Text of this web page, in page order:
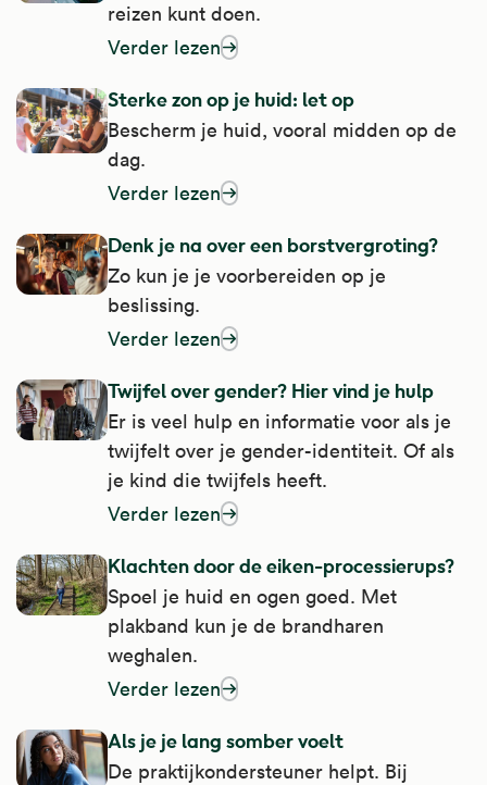
reizen kunt doen.
Verder lezen
over tips als je kind last heeft van
Sterke zon op je huid: let op
Bescherm je huid, vooral midden op de
dag.
Verder lezen
over sterke zon op je huid: let op
Denk je na over een borstvergroting?
Zo kun je je voorbereiden op je
beslissing.
Verder lezen
over denk je na over een borstvergroting?
Twijfel over gender? Hier vind je hulp
Er is veel hulp en informatie voor als je
twijfelt over je gender-identiteit. Of als
je kind die twijfels heeft.
Verder lezen
over twijfel over gender? Hier vind je hulp
Klachten door de eiken-processierups?
Spoel je huid en ogen goed. Met
plakband kun je de brandharen
weghalen.
Verder lezen
over klachten door de eiken-
Als je je lang somber voelt
De praktijkondersteuner helpt. Bij